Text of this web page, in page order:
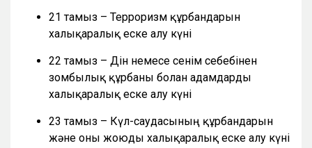
21 тамыз – Терроризм құрбандарын
халықаралық еске алу күні
22 тамыз – Дін немесе сенім себебінен
зомбылық құрбаны болған адамдарды
халықаралық еске алу күні
23 тамыз – Күл-саудасының құрбандарын
және оны жоюды халықаралық еске алу күні